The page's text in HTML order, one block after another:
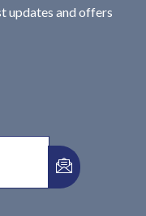
updates and offers